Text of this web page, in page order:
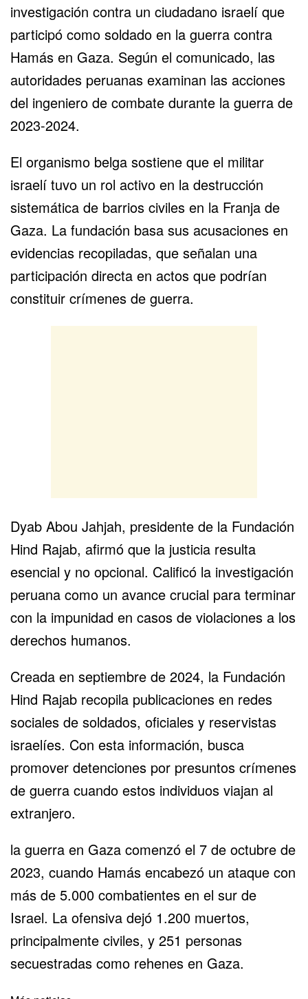
investigación contra un ciudadano israelí que
participó como soldado en la guerra contra
Hamás en Gaza. Según el comunicado, las
autoridades peruanas examinan las acciones
del ingeniero de combate durante la guerra de
2023-2024.
El organismo belga sostiene que el militar
israelí tuvo un rol activo en la destrucción
sistemática de barrios civiles en la Franja de
Gaza. La fundación basa sus acusaciones en
evidencias recopiladas, que señalan una
participación directa en actos que podrían
constituir crímenes de guerra.
Dyab Abou Jahjah, presidente de la Fundación
Hind Rajab, afirmó que la justicia resulta
esencial y no opcional. Calificó la investigación
peruana como un avance crucial para terminar
con la impunidad en casos de violaciones a los
derechos humanos.
Creada en septiembre de 2024, la Fundación
Hind Rajab recopila publicaciones en redes
sociales de soldados, oficiales y reservistas
israelíes. Con esta información, busca
promover detenciones por presuntos crímenes
de guerra cuando estos individuos viajan al
extranjero.
la guerra en Gaza comenzó el 7 de octubre de
2023, cuando Hamás encabezó un ataque con
más de 5.000 combatientes en el sur de
Israel. La ofensiva dejó 1.200 muertos,
principalmente civiles, y 251 personas
secuestradas como rehenes en Gaza.